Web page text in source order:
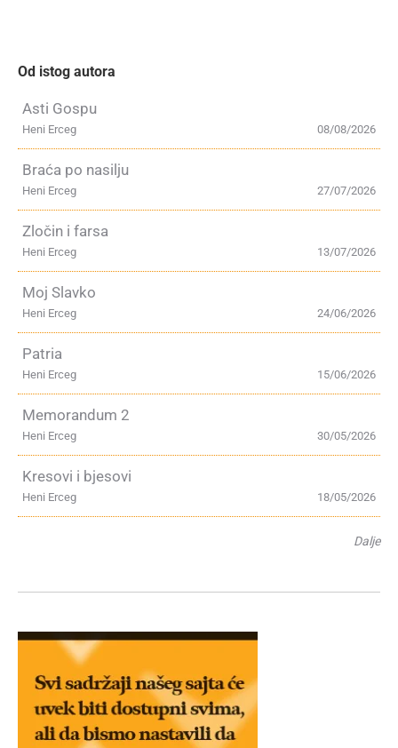
Od istog autora
Asti Gospu
08/08/2026
Heni Erceg
Braća po nasilju
27/07/2026
Heni Erceg
Zločin i farsa
13/07/2026
Heni Erceg
Moj Slavko
24/06/2026
Heni Erceg
Patria
15/06/2026
Heni Erceg
Memorandum 2
30/05/2026
Heni Erceg
Kresovi i bjesovi
18/05/2026
Heni Erceg
Dalje